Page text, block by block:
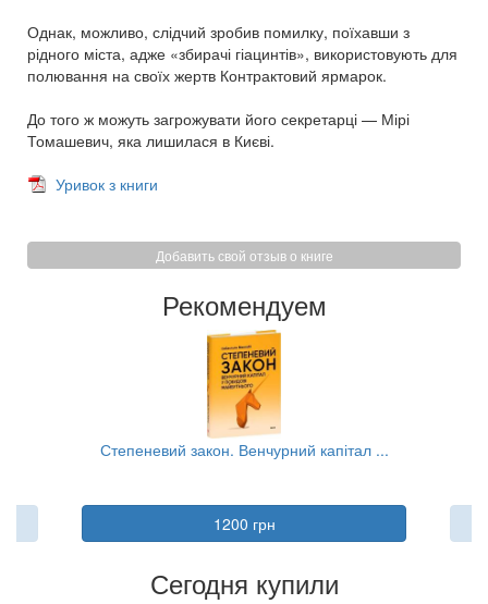
Однак, можливо, слідчий зробив помилку, поїхавши з
рідного міста, адже «збирачі гіацинтів», використовують для
полювання на своїх жертв Контрактовий ярмарок.
До того ж можуть загрожувати його секретарці — Мірі
Томашевич, яка лишилася в Києві.
Уривок з книги
Добавить свой отзыв о книге
Рекомендуем
Степеневий закон. Венчурний капітал ...
1200 грн
Сегодня купили